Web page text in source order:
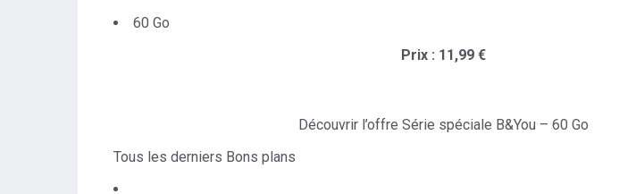
60 Go
Prix : 11,99 €
Découvrir l’offre Série spéciale B&You – 60 Go
Tous les derniers Bons plans